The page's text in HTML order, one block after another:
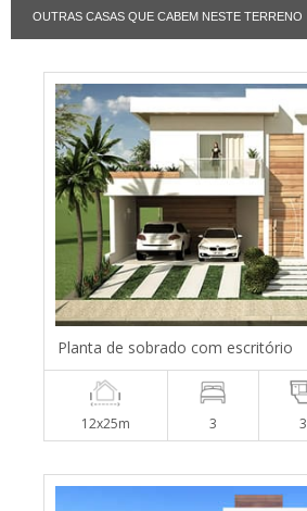
OUTRAS CASAS QUE CABEM NESTE TERRENO
Planta de sobrado com escritório
12x25m 3 3